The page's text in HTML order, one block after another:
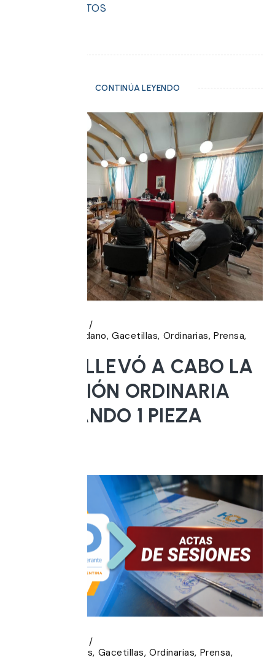
GALERIA DE FOTOS
CONTINÚA LEYENDO
Banca del Ciudadano Gacetillas Ordinarias Prensa
EL HCD LLEVÓ A CABO LA
20° SESIÓN ORDINARIA
APROBANDO 1 PIEZA
Acta de Sesiones Gacetillas Ordinarias Prensa